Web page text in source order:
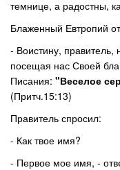
темнице, а радостны,
Блаженный Евтропий
- Воистину, правитель,
посещая нас Своей
Писания: "Веселое
(Притч.15:13)
Правитель спросил:
- Как твое имя?
- Первое мое имя, -